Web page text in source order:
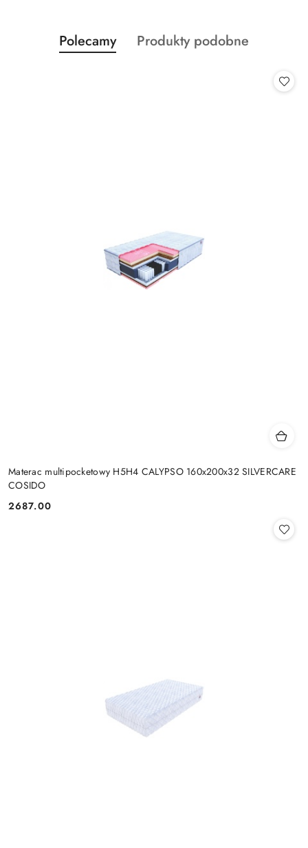
Pomiń karuzelę produktów
Produkty
o
Polecamy
Produkty
Produkty podobne
Materac multipocketowy H5H4 CALYPSO 160x200x32 SILVERCARE
COSIDO
Cena:
2687.00